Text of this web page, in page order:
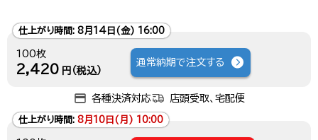
仕上がり時間: 8月14日(金) 16:00
100枚
2,420 円（税込）
通常納期で注文する
各種決済対応 店頭受取、宅配便
仕上がり時間: 8月10日(月) 10:00